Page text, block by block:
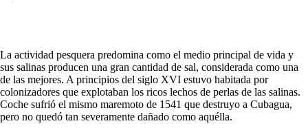
La actividad pesquera predomina como el medio principal de vida y
sus salinas producen una gran cantidad de sal, considerada como una
de las mejores. A principios del siglo XVI estuvo habitada por
colonizadores que explotaban los ricos lechos de perlas de las salinas.
Coche sufrió el mismo maremoto de 1541 que destruyo a Cubagua,
pero no quedó tan severamente dañado como aquélla.